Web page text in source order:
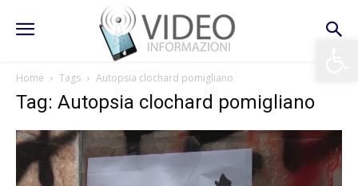
Home Tags Autopsia clochard pomigliano
Tag: Autopsia clochard pomigliano